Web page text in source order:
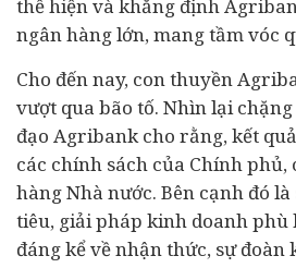
thể hiện và khẳng định
ngân hàng lớn, mang tầm vóc
Cho đến nay, con thuyền
vượt qua bão tố. Nhìn lại
đạo Agribank cho rằng, kết
các chính sách của Chính phủ,
hàng Nhà nước. Bên cạnh đó
tiêu, giải pháp kinh doanh phù
đáng kể về nhận thức, sự đoàn